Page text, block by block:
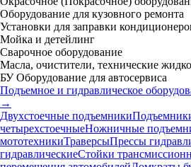
Оборудование для кузовного ремонта
Установки для заправки
Мойка и детейлинг
Сварочное оборудование
Масла, очистители, технические
БУ Оборудование для автосервиса
Подъемное и гидравлическое
→
Двухстоечные подъемники
четырехстоечныеНожничные
мототехникиТраверсыПрессы
гидравлическиеСтойки